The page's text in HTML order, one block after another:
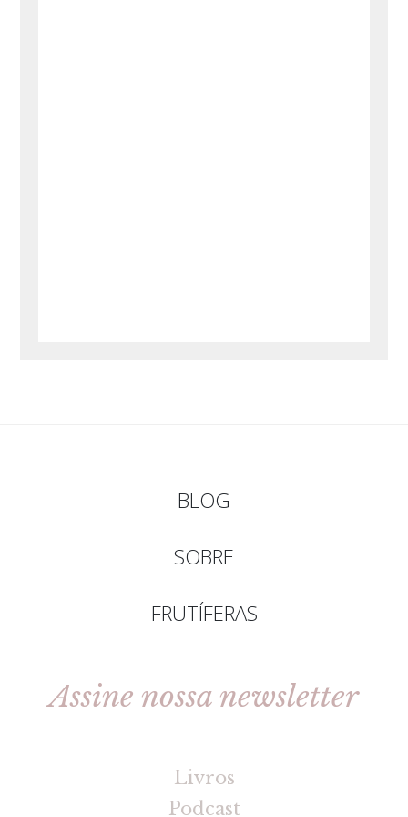
BLOG
SOBRE
FRUTÍFERAS
Assine nossa newsletter
Livros
Podcast